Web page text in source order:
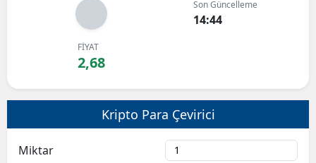
Antalya
Son Güncelleme
14:44
FİYAT
2,68
Kripto Para Çevirici
Miktar